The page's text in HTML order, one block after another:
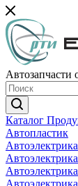
Автозапчасти
Каталог
Автопластик
Автоэлектрика